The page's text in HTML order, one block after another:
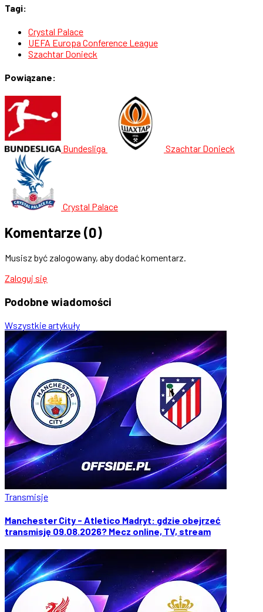
Tagi:
Crystal Palace
UEFA Europa Conference League
Szachtar Donieck
Powiązane:
Bundesliga Szachtar Donieck
Crystal Palace
Komentarze (0)
Musisz być zalogowany, aby dodać komentarz.
Zaloguj się
Podobne wiadomości
Wszystkie artykuły
Transmisje
Manchester City - Atletico Madryt: gdzie obejrzeć
transmisję 09.08.2026? Mecz online, TV, stream